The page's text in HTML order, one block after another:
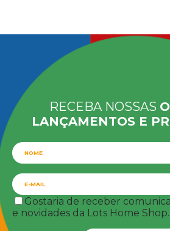
RECEBA NOSSAS
LANÇAMENTOS E
Gostaria de receber
e novidades da Lots Home Shop.